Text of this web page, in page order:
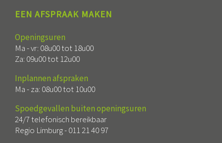
EEN AFSPRAAK MAKEN
Openingsuren
Ma - vr: 08u00 tot 18u00
Za: 09u00 tot 12u00
Inplannen afspraken
Ma - za: 08u00 tot 10u00
Spoedgevallen buiten openingsuren
24/7 telefonisch bereikbaar
Regio Limburg -011 21 40 97